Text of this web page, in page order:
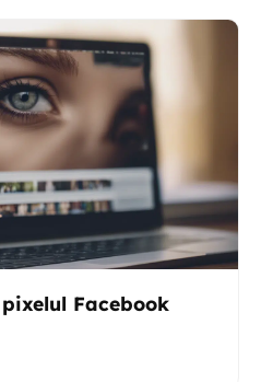
Facebook